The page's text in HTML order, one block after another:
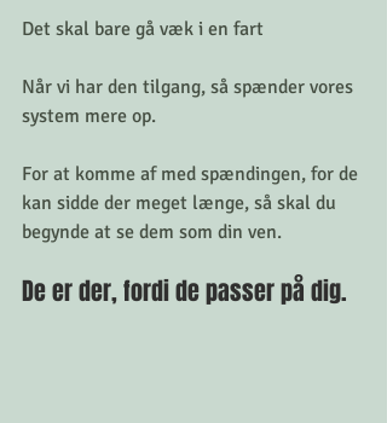
Det skal bare gå væk i en fart
Når vi har den tilgang, så spænder vores
system mere op.
For at komme af med spændingen, for de
kan sidde der meget længe, så skal du
begynde at se dem som din ven.
De er der, fordi de passer på dig.